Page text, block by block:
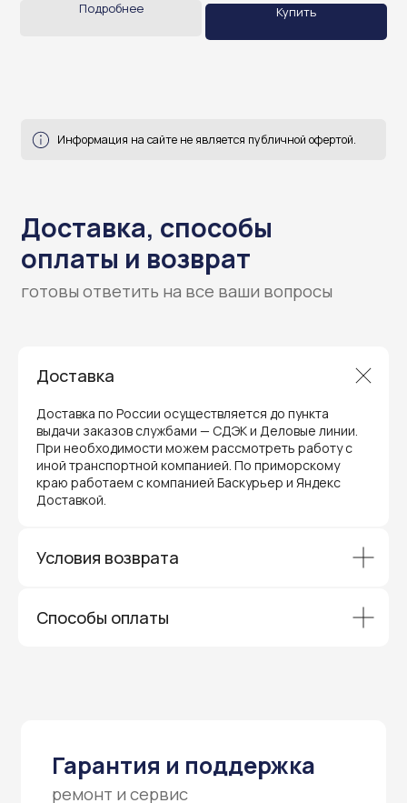
Подробнее Купить
Доставка
Доставка по России осуществляется до пункта
выдачи заказов службами — СДЭК и Деловые линии.
При необходимости можем рассмотреть работу с
иной транспортной компанией. По приморскому
краю работаем с компанией Баскурьер и Яндекс
Доставкой.
Условия возврата
Способы оплаты
Гарантия и поддержка
сервис для торгового оборудования,
видеонаблюдения и онлайн-касс. Все
гарантией производителя и обслуживаются
через официальные сервисные центры
в Приморском крае.
Вам не придется отправлять оборудование
и ждать длительное время — мы обеспечиваем
быструю и эффективную коммуникацию с АСЦ,
чтобы ваш бизнес работал без перебоев.